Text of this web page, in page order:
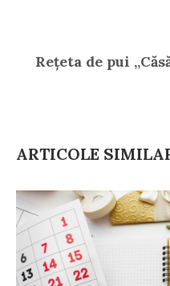
Rețeta de pui
ARTICOLE